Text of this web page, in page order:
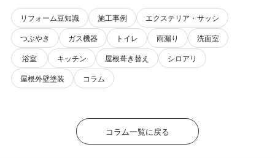
リフォーム豆知識 施工事例
エクステリア・サッシ
つぶやき
ガス機器 トイレ 雨漏り
洗面室
浴室
キッチン 屋根葺き替え
シロアリ
屋根外壁塗装
コラム
コラム一覧に戻る